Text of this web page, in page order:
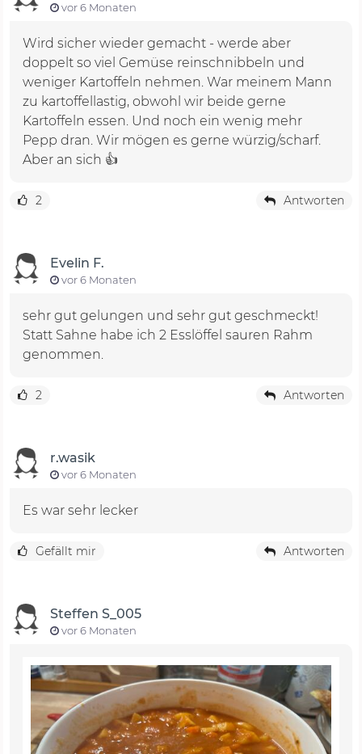
vor 6 Monaten
Wird sicher wieder gemacht - werde aber
doppelt so viel Gemüse reinschnibbeln und
weniger Kartoffeln nehmen. War meinem Mann
zu kartoffellastig, obwohl wir beide gerne
Kartoffeln essen. Und noch ein wenig mehr
Pepp dran. Wir mögen es gerne würzig/scharf.
Aber an sich 👍
2 Antworten
Evelin F.
vor 6 Monaten
sehr gut gelungen und sehr gut geschmeckt!
Statt Sahne habe ich 2 Esslöffel sauren Rahm
genommen.
2 Antworten
r.wasik
vor 6 Monaten
Es war sehr lecker
Gefällt mir Antworten
Steffen S_005
vor 6 Monaten